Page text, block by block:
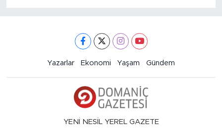
Yazarlar Ekonomi Yaşam Gündem
YENİ NESİL YEREL GAZETE